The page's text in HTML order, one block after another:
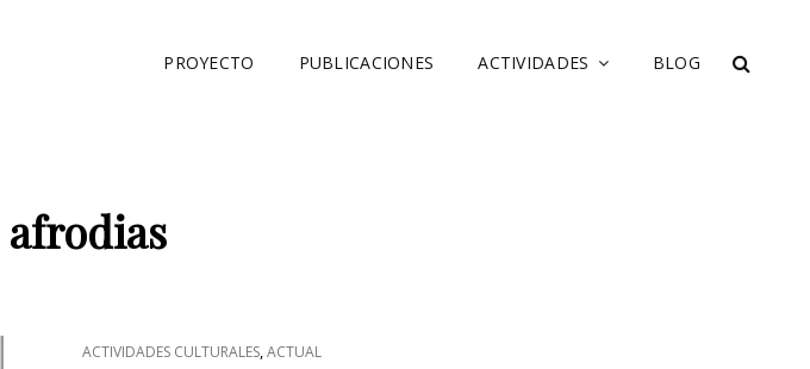
PROYECTO PUBLICACIONES ACTIVIDADES BLOG
afrodias
CAT
ACTIVIDADES CULTURALES,ACTUAL